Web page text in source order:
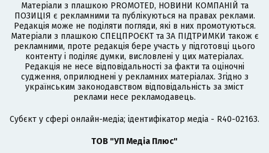
Матеріали з плашкою PROMOTED, НОВИНИ КОМПАНІЙ та
ПОЗИЦІЯ є рекламними та публікуються на правах реклами.
Редакція може не поділяти погляди, які в них промотуються.
Матеріали з плашкою СПЕЦПРОЄКТ та ЗА ПІДТРИМКИ також є
рекламними, проте редакція бере участь у підготовці цього
контенту і поділяє думки, висловлені у цих матеріалах.
Редакція не несе відповідальності за факти та оціночні
судження, оприлюднені у рекламних матеріалах. Згідно з
українським законодавством відповідальність за зміст
реклами несе рекламодавець.
Cубєкт у сфері онлайн-медіа; ідентифікатор медіа - R40-02163.
ТОВ "УП Медіа Плюс"